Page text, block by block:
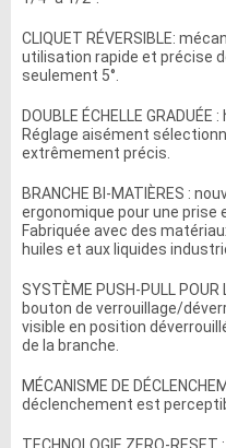
CLIQUET RÉVERSIBLE:
utilisation rapide et précise
seulement 5°.
DOUBLE ÉCHELLE
Réglage aisément
extrêmement précis.
BRANCHE BI-MATIÈRES :
ergonomique pour une
Fabriquée avec des
huiles et aux liquides
SYSTÈME PUSH-PULL POUR
bouton de verrouillage/
visible en position
de la branche.
MÉCANISME DE
déclenchement est